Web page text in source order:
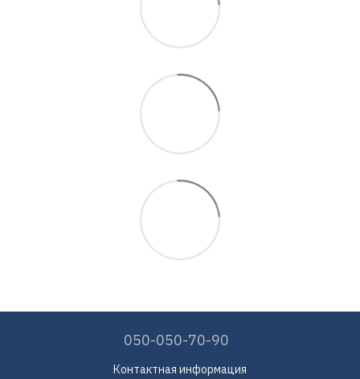
050-050-70-90
Контактная информация